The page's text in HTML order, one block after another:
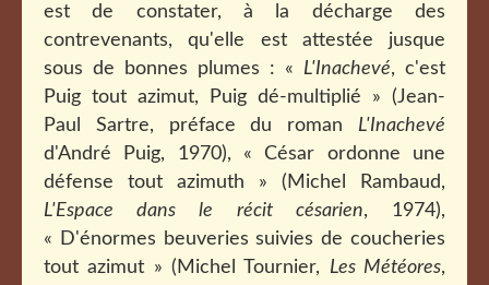
est de constater, à la décharge des
contrevenants, qu'elle est attestée jusque
sous de bonnes plumes : « L'Inachevé, c'est
Puig tout azimut, Puig dé-multiplié » (Jean-
Paul Sartre, préface du roman L'Inachevé
d'André Puig, 1970), « César ordonne une
défense tout azimuth » (Michel Rambaud,
L'Espace dans le récit césarien, 1974),
« D'énormes beuveries suivies de coucheries
tout azimut » (Michel Tournier, Les Météores,